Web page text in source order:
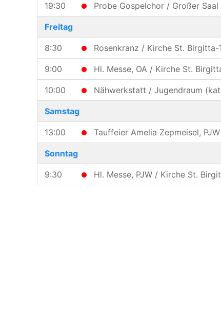
19:30 Probe Gospelchor / Großer
Freitag
8:30 Rosenkranz / Kirche St. Birgitta-
9:00 Hl. Messe, OA / Kirche St.
10:00 Nähwerkstatt / Jugendraum
Samstag
13:00 Tauffeier Amelia Zepmeisel,
Sonntag
9:30 Hl. Messe, PJW / Kirche St.